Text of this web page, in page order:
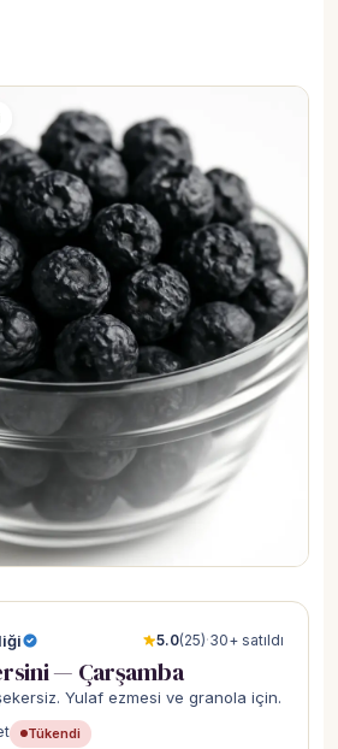
5.0(25)·30+ satıldı
— Çarşamba
Yulaf ezmesi ve granola için.
Tükendi